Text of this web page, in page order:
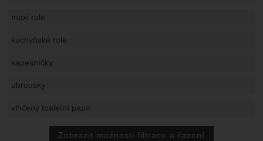
maxi role
kuchyňské role
kapesníčky
ubrousky
vlhčený toaletní papír